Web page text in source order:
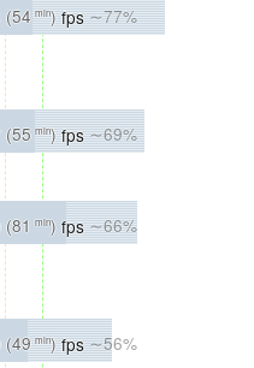
(54 min)fps∼77%
(55 min)fps∼69%
(81 min) fps∼66%
(49 min)fps∼56%